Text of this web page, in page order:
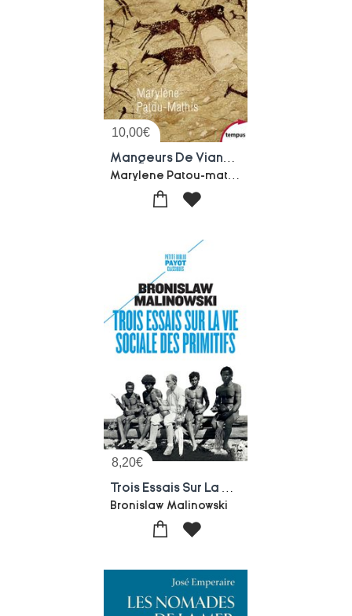
10,00€
8,20€
Bronislaw Malinowski